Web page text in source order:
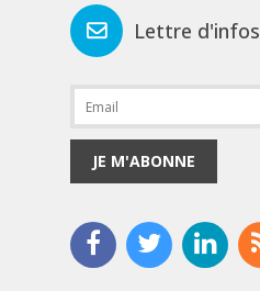
Lettre d'infos
JE M'ABONNE